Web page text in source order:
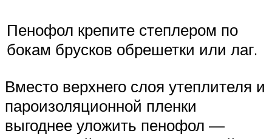
Пенофол крепите степлером по
бокам брусков обрешетки или лаг.
Вместо верхнего слоя утеплителя и
пароизоляционной пленки
выгоднее уложить пенофол —